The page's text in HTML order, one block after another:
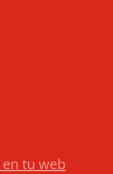
tu web